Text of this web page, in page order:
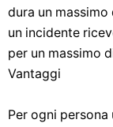
dura un
un incidente
per un massimo
Vantaggi
Per ogni